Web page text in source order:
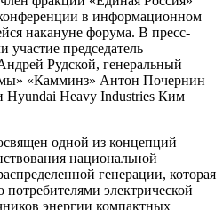
в информационном
накануне форума. В пресс-
председатель
Рудской, генеральный
«Камминз» Антон Почернин
Hyundai Heavy Industries Ким
одной из концепций
национальной
генерации, которая
потребителями электрической
энергии компактных